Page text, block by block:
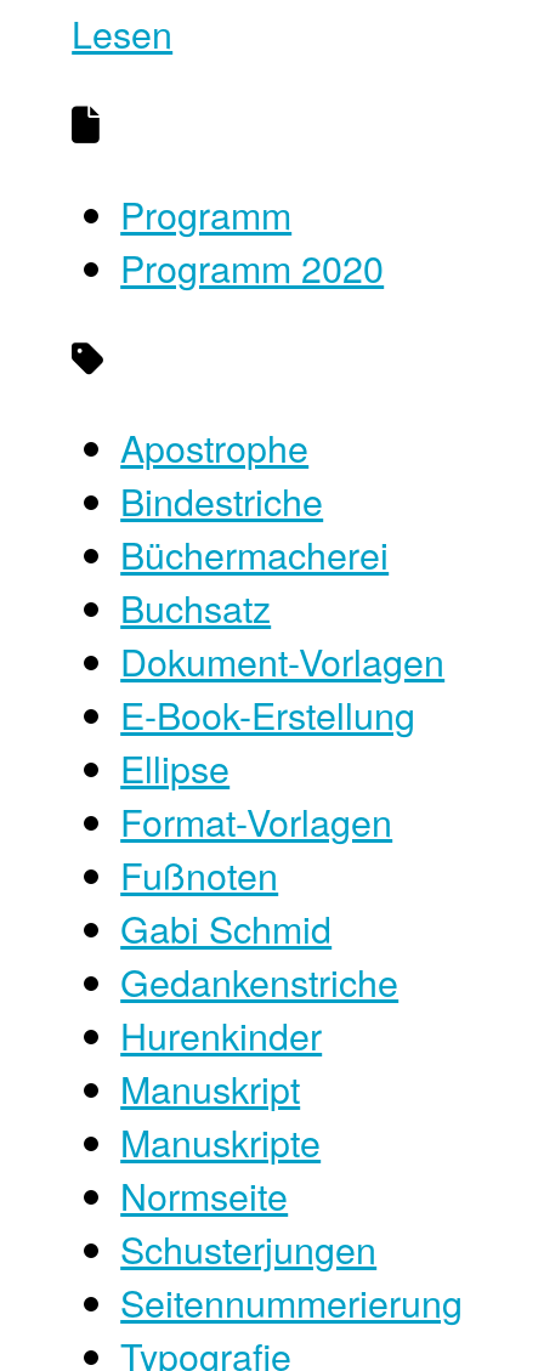
Lesen
Programm
Programm 2020
Apostrophe
Bindestriche
Büchermacherei
Buchsatz
Dokument-Vorlagen
E-Book-Erstellung
Ellipse
Format-Vorlagen
Fußnoten
Gabi Schmid
Gedankenstriche
Hurenkinder
Manuskript
Manuskripte
Normseite
Schusterjungen
Seitennummerierung
Typografie